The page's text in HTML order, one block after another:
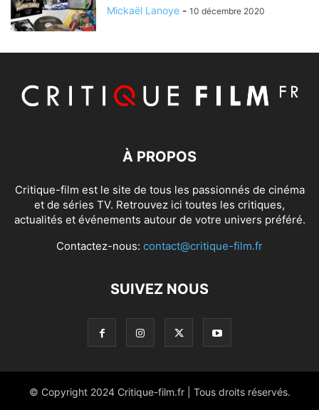
Mickaël Lanoye - 10 décembre 2020
À PROPOS
Critique-film est le site de tous les passionnés de cinéma
et de séries TV. Retrouvez ici toutes les critiques,
actualités et événements autour de votre univers préféré.
Contactez-nous: contact@critique-film.fr
SUIVEZ NOUS
© Copyright 2024 Critique-film.fr | Tous droits réservés.